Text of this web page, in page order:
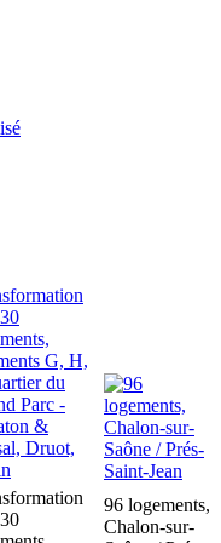
96 logements,
Chalon-sur-